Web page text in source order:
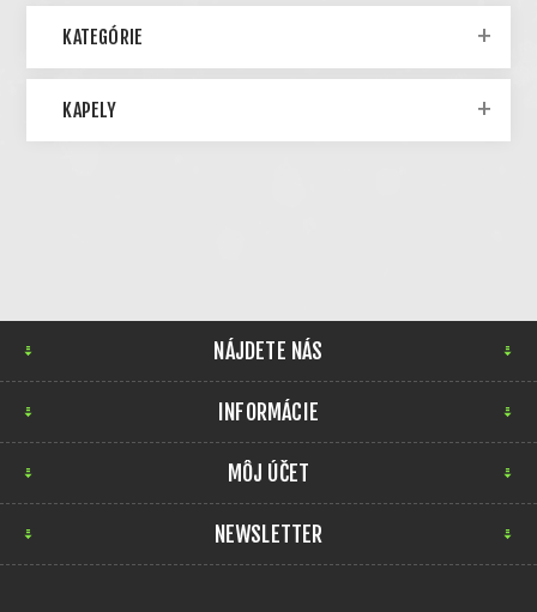
KATEGÓRIE
KAPELY
NÁJDETE NÁS
INFORMÁCIE
MÔJ ÚČET
NEWSLETTER